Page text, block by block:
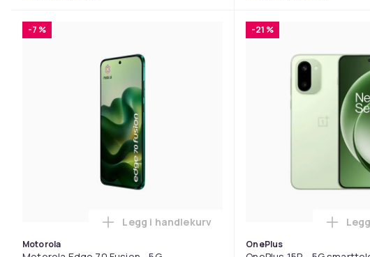
-7 %
Motorola
Legg Motorola Edge 70 Fusion - 5G
Legg i handlekurv
-21 %
OnePlus